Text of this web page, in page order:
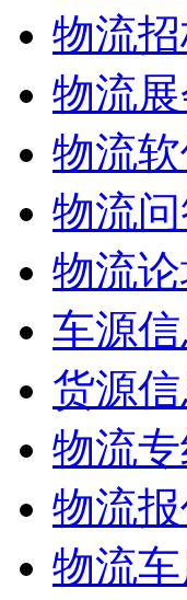
物流
物流
物流
物流
物流
车源
货源
物流
物流
物流